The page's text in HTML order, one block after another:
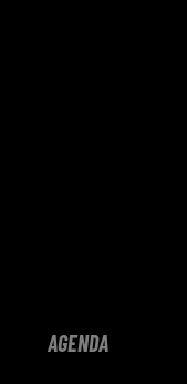
AGENDA